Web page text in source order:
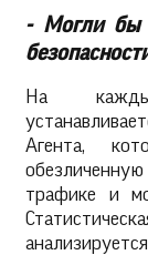
- Могли бы
На
Агента,
трафике и